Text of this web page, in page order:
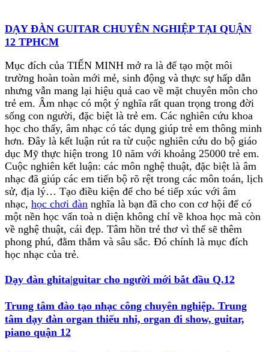
DẠY ĐÀN GUITAR CHUYÊN NGHIỆP TẠI QUẬN
12 TPHCM
Mục đích của TIẾN MINH mở ra là để tạo một môi
trường hoàn toàn mới mẻ, sinh động và thực sự hấp dẫn
nhưng vẫn mang lại hiệu quả cao về mặt chuyên môn cho
trẻ em. Âm nhạc có một ý nghĩa rất quan trọng trong đời
sống con người, đặc biệt là trẻ em. Các nghiên cứu khoa
học cho thấy, âm nhạc có tác dụng giúp trẻ em thông minh
hơn. Đây là kết luận rút ra từ cuộc nghiên cứu do bộ giáo
dục Mỹ thực hiện trong 10 năm với khoảng 25000 trẻ em.
Cuộc nghiên kết luận: các môn nghệ thuật, đặc biệt là âm
nhạc đã giúp các em tiến bộ rõ rệt trong các môn toán, lịch
sử, địa lý… Tạo điều kiện để cho bé tiếp xúc với âm
nhạc, học chơi đàn nghĩa là bạn đã cho con cơ hội để có
một nền học vấn toà n diện không chỉ về khoa học mà còn
về nghệ thuật, cái đẹp. Tâm hồn trẻ thơ vì thế sẽ thêm
phong phú, đằm thắm và sâu sắc. Đó chính là mục đích
học nhạc của trẻ.
Dạy đàn ghita|guitar cho người mới bắt đầu Q.12
Trung tâm đào tạo nhạc công chuyên nghiệp. Trung
tâm dạy đàn organ thiếu nhi, organ đi show, guitar,
piano quận 12